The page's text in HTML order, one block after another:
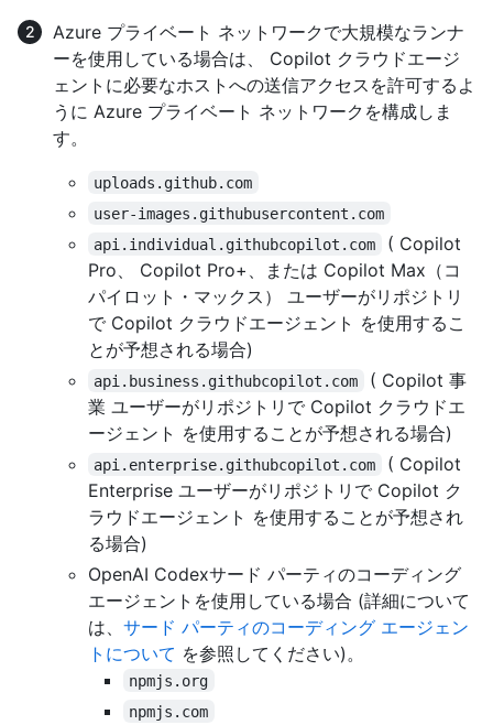
Azure プライベート ネットワークで大規模なランナ
ーを使用している場合は、 Copilot クラウドエージ
ェントに必要なホストへの送信アクセスを許可するよ
うに Azure プライベート ネットワークを構成しま
す。
uploads.github.com
user-images.githubusercontent.com
api.individual.githubcopilot.com
( Copilot
Pro、 Copilot Pro+、または Copilot Max（コ
パイロット・マックス） ユーザーがリポジトリ
で Copilot クラウドエージェント を使用するこ
とが予想される場合)
api.business.githubcopilot.com
( Copilot 事
業 ユーザーがリポジトリで Copilot クラウドエ
ージェント を使用することが予想される場合)
api.enterprise.githubcopilot.com
( Copilot
Enterprise ユーザーがリポジトリで Copilot ク
ラウドエージェント を使用することが予想され
る場合)
OpenAI Codexサード パーティのコーディング
エージェントを使用している場合 (詳細について
は、 サード パーティのコーディング エージェン
トについて を参照してください)。
npmjs.org
npmjs.com